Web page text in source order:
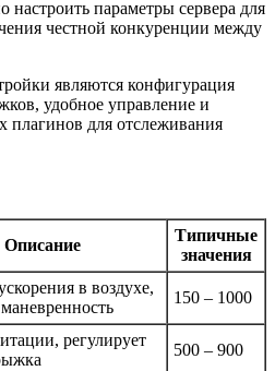
настроить параметры сервера для
честной конкуренции между
являются конфигурация
удобное управление и
плагинов для отслеживания
Описание
Типичные
значения
в воздухе,
150 – 1000
регулирует
500 – 900